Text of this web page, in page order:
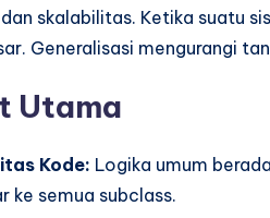
skalabilitas. Ketika suatu
Generalisasi mengurangi
Utama
Kode: Logika umum
ke semua subclass.